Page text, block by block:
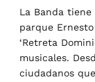
La Banda
parque
‘Retreta
musicales.
ciudadanos